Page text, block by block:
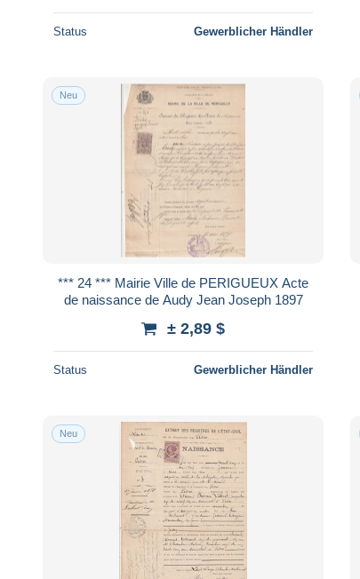
Status Gewerblicher Händler
Neu
*** 24 *** Mairie Ville de PERIGUEUX Acte
de naissance de Audy Jean Joseph 1897
± 2,89 $
Status Gewerblicher Händler
Neu